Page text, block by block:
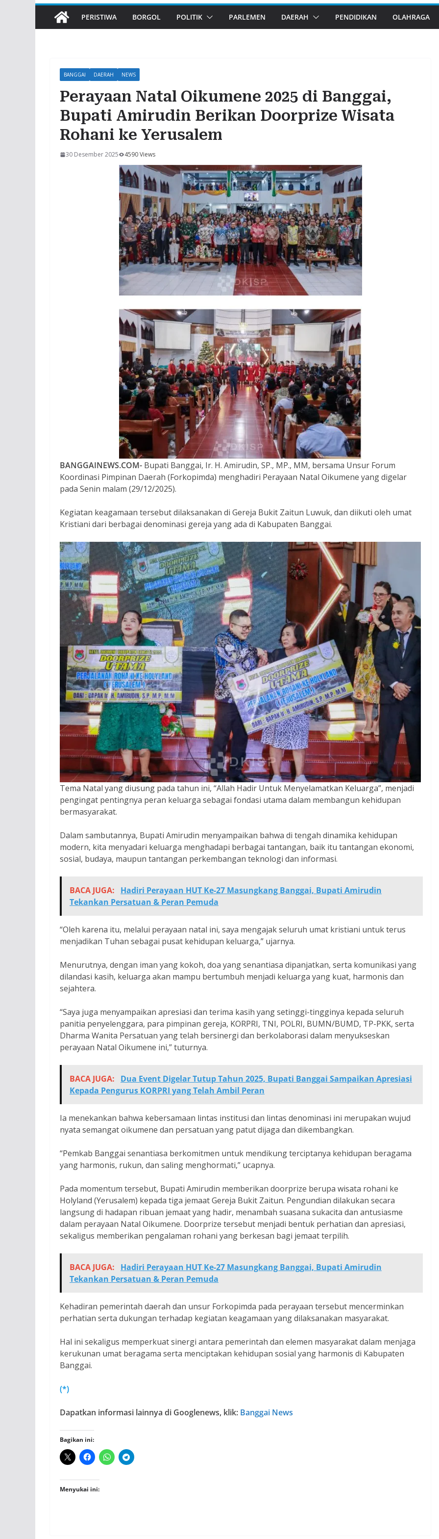
PERISTIWA BORGOL POLITIK PARLEMEN DAERAH PENDIDIKAN OLAHRAGA
BANGGAI DAERAH NEWS
Perayaan Natal Oikumene 2025 di Banggai,
Bupati Amirudin Berikan Doorprize Wisata
Rohani ke Yerusalem
30 Desember 2025 4590 Views
BANGGAINEWS.COM- Bupati Banggai, Ir. H. Amirudin, SP., MP., MM, bersama Unsur Forum
Koordinasi Pimpinan Daerah (Forkopimda) menghadiri Perayaan Natal Oikumene yang digelar
pada Senin malam (29/12/2025).
Kegiatan keagamaan tersebut dilaksanakan di Gereja Bukit Zaitun Luwuk, dan diikuti oleh umat
Kristiani dari berbagai denominasi gereja yang ada di Kabupaten Banggai.
Tema Natal yang diusung pada tahun ini, “Allah Hadir Untuk Menyelamatkan Keluarga”, menjadi
pengingat pentingnya peran keluarga sebagai fondasi utama dalam membangun kehidupan
bermasyarakat.
Dalam sambutannya, Bupati Amirudin menyampaikan bahwa di tengah dinamika kehidupan
modern, kita menyadari keluarga menghadapi berbagai tantangan, baik itu tantangan ekonomi,
sosial, budaya, maupun tantangan perkembangan teknologi dan informasi.
BACA JUGA:
Hadiri Perayaan HUT Ke-27 Masungkang Banggai, Bupati Amirudin
Tekankan Persatuan & Peran Pemuda
“Oleh karena itu, melalui perayaan natal ini, saya mengajak seluruh umat kristiani untuk terus
menjadikan Tuhan sebagai pusat kehidupan keluarga,” ujarnya.
Menurutnya, dengan iman yang kokoh, doa yang senantiasa dipanjatkan, serta komunikasi yang
dilandasi kasih, keluarga akan mampu bertumbuh menjadi keluarga yang kuat, harmonis dan
sejahtera.
“Saya juga menyampaikan apresiasi dan terima kasih yang setinggi-tingginya kepada seluruh
panitia penyelenggara, para pimpinan gereja, KORPRI, TNI, POLRI, BUMN/BUMD, TP-PKK, serta
Dharma Wanita Persatuan yang telah bersinergi dan berkolaborasi dalam menyukseskan
perayaan Natal Oikumene ini,” tuturnya.
BACA JUGA:
Dua Event Digelar Tutup Tahun 2025, Bupati Banggai Sampaikan Apresiasi
Kepada Pengurus KORPRI yang Telah Ambil Peran
Ia menekankan bahwa kebersamaan lintas institusi dan lintas denominasi ini merupakan wujud
nyata semangat oikumene dan persatuan yang patut dijaga dan dikembangkan.
“Pemkab Banggai senantiasa berkomitmen untuk mendikung terciptanya kehidupan beragama
yang harmonis, rukun, dan saling menghormati,” ucapnya.
Pada momentum tersebut, Bupati Amirudin memberikan doorprize berupa wisata rohani ke
Holyland (Yerusalem) kepada tiga jemaat Gereja Bukit Zaitun. Pengundian dilakukan secara
langsung di hadapan ribuan jemaat yang hadir, menambah suasana sukacita dan antusiasme
dalam perayaan Natal Oikumene. Doorprize tersebut menjadi bentuk perhatian dan apresiasi,
sekaligus memberikan pengalaman rohani yang berkesan bagi jemaat terpilih.
BACA JUGA:
Hadiri Perayaan HUT Ke-27 Masungkang Banggai, Bupati Amirudin
Tekankan Persatuan & Peran Pemuda
Kehadiran pemerintah daerah dan unsur Forkopimda pada perayaan tersebut mencerminkan
perhatian serta dukungan terhadap kegiatan keagamaan yang dilaksanakan masyarakat.
Hal ini sekaligus memperkuat sinergi antara pemerintah dan elemen masyarakat dalam menjaga
kerukunan umat beragama serta menciptakan kehidupan sosial yang harmonis di Kabupaten
Banggai.
(*)
Dapatkan informasi lainnya di Googlenews, klik: Banggai News
Bagikan ini:
Menyukai ini: